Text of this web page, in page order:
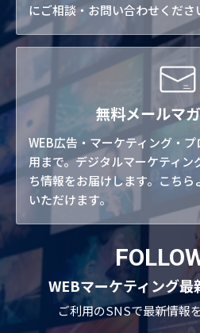
にご相談・お問い合わせくださ
無料メールマ
WEB広告・マーケティング・
用まで。デジタルマーケティ
ち情報をお届けします。こち
いただけます。
WEBマーケティング最
ご利用のSNSで最新情報